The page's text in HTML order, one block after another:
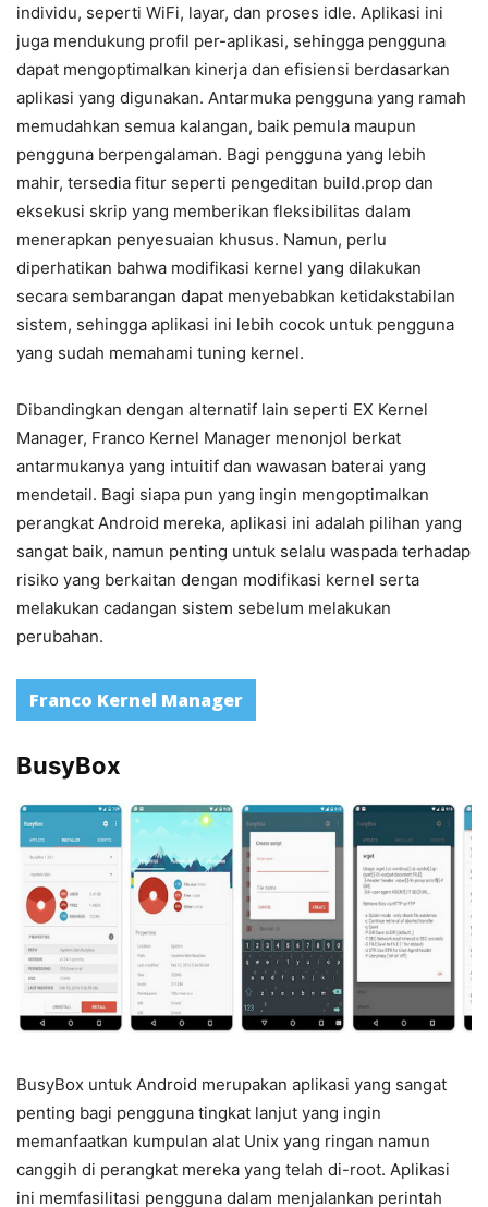
individu, seperti WiFi, layar, dan proses idle. Aplikasi ini
juga mendukung profil per-aplikasi, sehingga pengguna
dapat mengoptimalkan kinerja dan efisiensi berdasarkan
aplikasi yang digunakan. Antarmuka pengguna yang ramah
memudahkan semua kalangan, baik pemula maupun
pengguna berpengalaman. Bagi pengguna yang lebih
mahir, tersedia fitur seperti pengeditan build.prop dan
eksekusi skrip yang memberikan fleksibilitas dalam
menerapkan penyesuaian khusus. Namun, perlu
diperhatikan bahwa modifikasi kernel yang dilakukan
secara sembarangan dapat menyebabkan ketidakstabilan
sistem, sehingga aplikasi ini lebih cocok untuk pengguna
yang sudah memahami tuning kernel.
Dibandingkan dengan alternatif lain seperti EX Kernel
Manager, Franco Kernel Manager menonjol berkat
antarmukanya yang intuitif dan wawasan baterai yang
mendetail. Bagi siapa pun yang ingin mengoptimalkan
perangkat Android mereka, aplikasi ini adalah pilihan yang
sangat baik, namun penting untuk selalu waspada terhadap
risiko yang berkaitan dengan modifikasi kernel serta
melakukan cadangan sistem sebelum melakukan
perubahan.
Franco Kernel Manager
BusyBox
BusyBox untuk Android merupakan aplikasi yang sangat
penting bagi pengguna tingkat lanjut yang ingin
memanfaatkan kumpulan alat Unix yang ringan namun
canggih di perangkat mereka yang telah di-root. Aplikasi
ini memfasilitasi pengguna dalam menjalankan perintah